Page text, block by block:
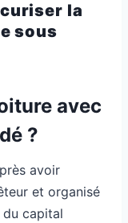
la
sous
avec
?
avoir
et organisé
capital